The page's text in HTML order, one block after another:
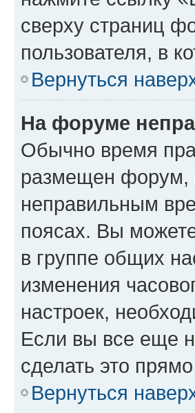
сверху страниц
пользователя, в
Вернуться
На форуме
Обычно время
размещен форум,
неправильным
поясах. Вы
в группе общих
изменения
настроек,
Если вы все еще
сделать это
Вернуться